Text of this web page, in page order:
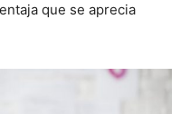
que se aprecia